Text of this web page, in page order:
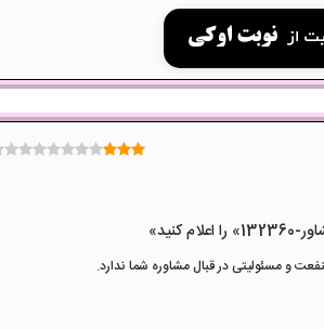
و مسئولیتی در قبال مشاوره شما ندارد.